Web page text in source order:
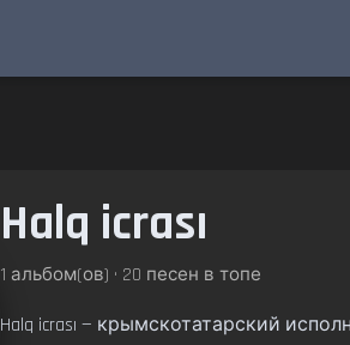
Halq icrası
1 альбом(ов) • 20 песен в топе
Halq icrası — крымскотатарский